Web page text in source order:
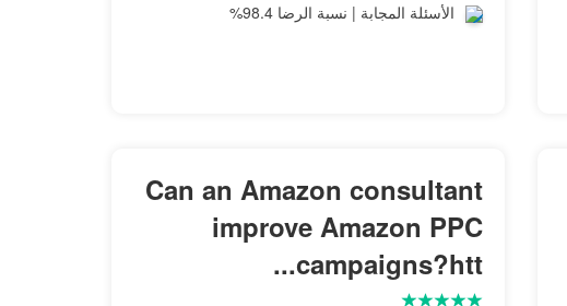
الأسئلة المجابة | نسبة الرضا 98.4%
Can an Amazon consultant
improve Amazon PPC
campaigns?htt...